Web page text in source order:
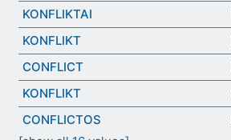
KONFLIKTAI
KONFLIKT
CONFLICT
KONFLIKT
CONFLICTOS